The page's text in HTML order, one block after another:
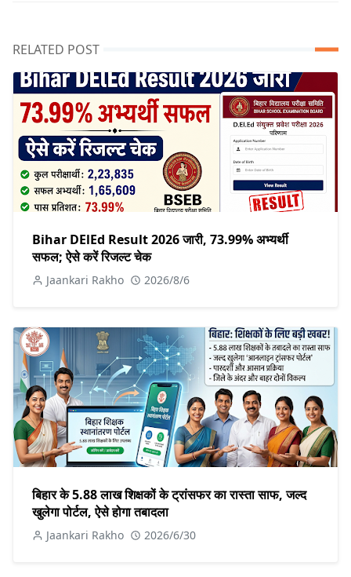
RELATED POST
Bihar DElEd Result 2026 जारी, 73.99% अभ्यर्थी
सफल; ऐसे करें रिजल्ट चेक
Jaankari Rakho 2026/8/6
बिहार के 5.88 लाख शिक्षकों के ट्रांसफर का रास्ता साफ, जल्द
खुलेगा पोर्टल, ऐसे होगा तबादला
Jaankari Rakho 2026/6/30